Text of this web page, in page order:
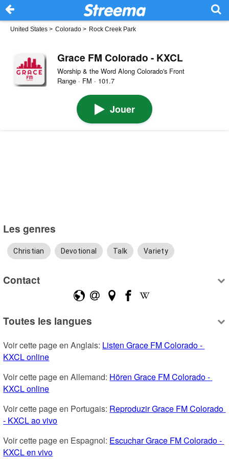
United States > Colorado > Rock Creek Park
Grace FM Colorado - KXCL
Worship & the Word Along Colorado's Front
Range · FM · 101.7
Jouer
Les genres
Christian Devotional Talk Variety
Contact
Toutes les langues
Voir cette page en Anglais: Listen Grace FM Colorado -
KXCL online
Voir cette page en Allemand: Hören Grace FM Colorado -
KXCL online
Voir cette page en Portugais: Reproduzir Grace FM Colorado
- KXCL ao vivo
Voir cette page en Espagnol: Escuchar Grace FM Colorado -
KXCL en vivo